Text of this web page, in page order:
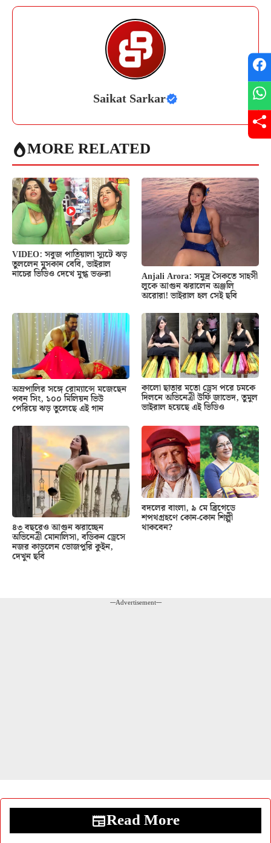
Saikat Sarkar
MORE RELATED
VIDEO: সবুজ পাতিয়ালা স্যুটে ঝড়
তুললেন মুসকান বেবি, ভাইরাল
নাচের ভিডিও দেখে মুগ্ধ ভক্তরা Anjali Arora: সমুদ্র সৈকতে সাহসী
লুকে আগুন ঝরালেন অঞ্জলি
অরোরা! ভাইরাল হল সেই ছবি
অম্রপালির সঙ্গে রোম্যান্সে মজেছেন
পবন সিং, ১০০ মিলিয়ন ভিউ
পেরিয়ে ঝড় তুলেছে এই গান
কালো ছাতার মতো ড্রেস পরে চমকে
দিলনে অভিনেত্রী উর্ফি জাভেদ, তুমুল
ভাইরাল হয়েছে এই ভিডিও
৪৩ বছরেও আগুন ঝরাচ্ছেন
অভিনেত্রী মোনালিসা, বডিকন ড্রেসে
নজর কাড়লেন ভোজপুরি কুইন,
দেখুন ছবি
বদলের বাংলা, ৯ মে ব্রিগেডে
শপথগ্রহণে কোন-কোন শিল্পী
থাকবেন?
---Advertisement---
Read More